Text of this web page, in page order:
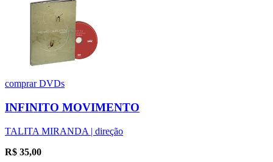
comprarDVDs
INFINITO MOVIMENTO
TALITA MIRANDA | direção
R$ 35,00